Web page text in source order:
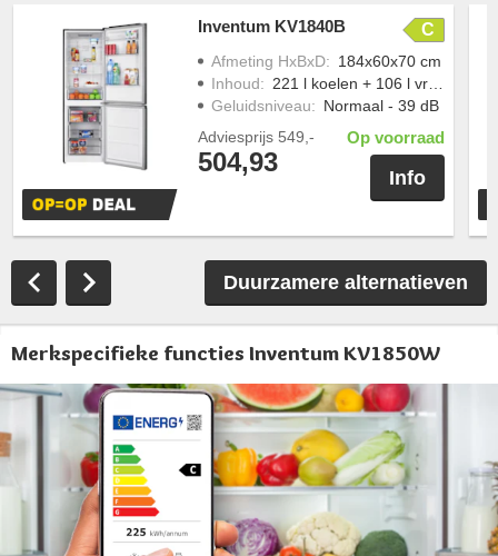
Inventum KV1840B C
Afmeting HxBxD: 184x60x70 cm
Inhoud: 221 l koelen + 106 l vriezen
Geluidsniveau: Normaal - 39 dB
Adviesprijs 549,-
504,93
Op voorraad
Info
Duurzamere alternatieven
Merkspecifieke functies Inventum KV1850W